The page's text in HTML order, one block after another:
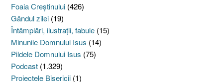
Foaia Creştinului (426)
Gândul zilei (19)
Întâmplări, ilustraţii, fabule (15)
Minunile Domnului Isus (14)
Pildele Domnului Isus (75)
Podcast (1.329)
Proiectele Bisericii (1)